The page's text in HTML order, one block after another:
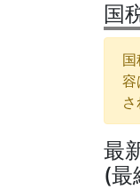
国
容
最
(最